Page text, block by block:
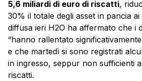
5,6 miliardi di euro di riscatti,
30% il totale degli asset in pancia
diffusa ieri H2O ha affermato che i
“hanno rallentato
e che martedì si sono registrati
in ingresso, seppur non sufficienti
riscatti.